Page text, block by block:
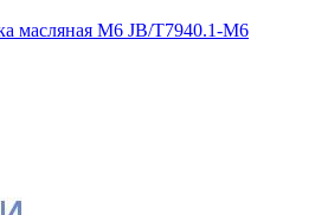
масляная М6 JB/T7940.1-M6